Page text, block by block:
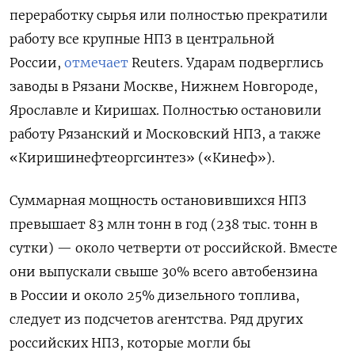
переработку сырья или полностью прекратили
работу все крупные НПЗ в центральной
России, отмечает Reuters. Ударам подверглись
заводы в Рязани Москве, Нижнем Новгороде,
Ярославле и Киришах. Полностью остановили
работу Рязанский и Московский НПЗ, а также
«Киришинефтеоргсинтез» («Кинеф»).
Суммарная мощность остановившихся НПЗ
превышает 83 млн тонн ​в год (238 тыс. тонн в ​
сутки) — около четверти от ‌российской. Вместе
они выпускали свыше 30% всего автобензина
в России и около 25% дизельного топлива,
следует из подсчетов агентства. Ряд других
российских НПЗ, которые могли бы